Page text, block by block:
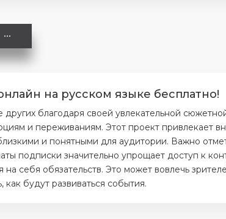
на русском языке бесплатно!
благодаря своей увлекательной
и переживаниям. Этот проект привлекает
и понятными для аудитории. Важно
подписки значительно упрощает доступ к
себя обязательств. Это может вовлечь
будут развиваться события.